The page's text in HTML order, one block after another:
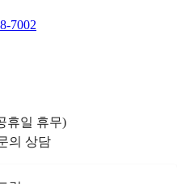
7002
휴일 휴무)
의 상담